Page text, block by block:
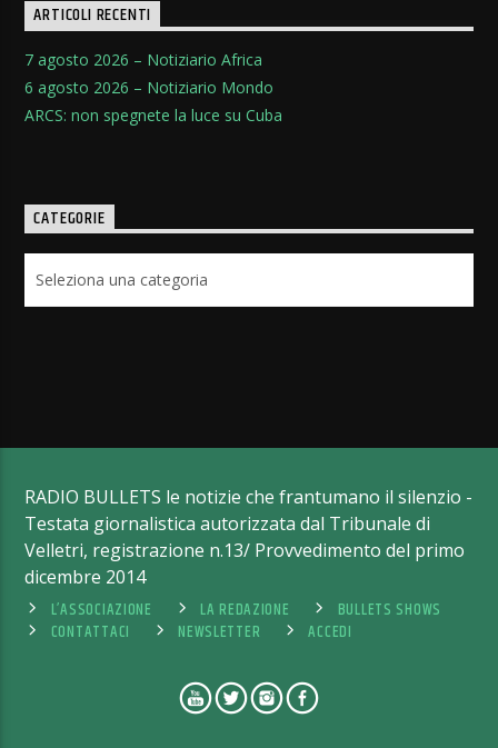
ARTICOLI RECENTI
7 agosto 2026 – Notiziario Africa
6 agosto 2026 – Notiziario Mondo
ARCS: non spegnete la luce su Cuba
CATEGORIE
RADIO BULLETS le notizie che frantumano il silenzio -
Testata giornalistica autorizzata dal Tribunale di
Velletri, registrazione n.13/ Provvedimento del primo
dicembre 2014
L’ASSOCIAZIONE
LA REDAZIONE
BULLETS SHOWS
CONTATTACI
NEWSLETTER ACCEDI